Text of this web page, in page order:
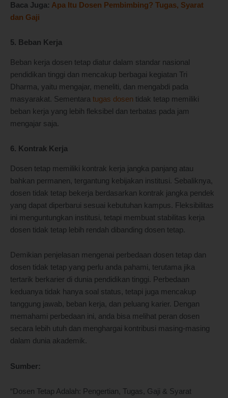
Baca Juga: Apa Itu Dosen Pembimbing? Tugas, Syarat
dan Gaji
5. Beban Kerja
Beban kerja dosen tetap diatur dalam standar nasional
pendidikan tinggi dan mencakup berbagai kegiatan Tri
Dharma, yaitu mengajar, meneliti, dan mengabdi pada
masyarakat. Sementara tugas dosen tidak tetap memiliki
beban kerja yang lebih fleksibel dan terbatas pada jam
mengajar saja.
6. Kontrak Kerja
Dosen tetap memiliki kontrak kerja jangka panjang atau
bahkan permanen, tergantung kebijakan institusi. Sebaliknya,
dosen tidak tetap bekerja berdasarkan kontrak jangka pendek
yang dapat diperbarui sesuai kebutuhan kampus. Fleksibilitas
ini menguntungkan institusi, tetapi membuat stabilitas kerja
dosen tidak tetap lebih rendah dibanding dosen tetap.
Demikian penjelasan mengenai perbedaan dosen tetap dan
dosen tidak tetap yang perlu anda pahami, terutama jika
tertarik berkarier di dunia pendidikan tinggi. Perbedaan
keduanya tidak hanya soal status, tetapi juga mencakup
tanggung jawab, beban kerja, dan peluang karier. Dengan
memahami perbedaan ini, anda bisa melihat peran dosen
secara lebih utuh dan menghargai kontribusi masing-masing
dalam dunia akademik.
Sumber:
“Dosen Tetap Adalah: Pengertian, Tugas, Gaji & Syarat